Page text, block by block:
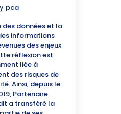
pca
des données et la
informations
des enjeux
réflexion est
liée à
des risques de
Ainsi, depuis le
Partenaire
a transféré la